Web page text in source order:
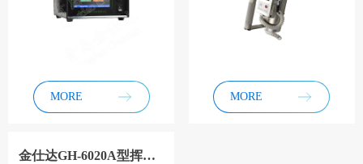
MORE MORE
金仕达GH-6020A型挥发性有机物气体分析仪